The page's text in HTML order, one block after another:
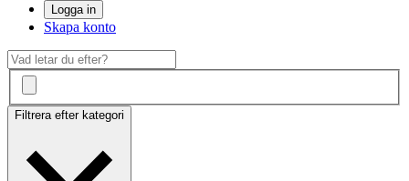
Logga in
Skapa konto
Filtrera efter kategori